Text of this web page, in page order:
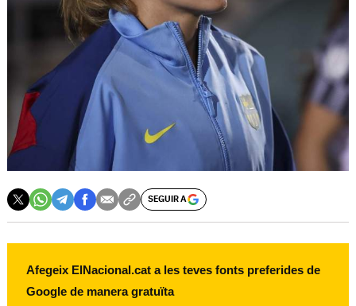
SEGUIR A
Afegeix ElNacional.cat a les teves fonts preferides de
Google de manera gratuïta